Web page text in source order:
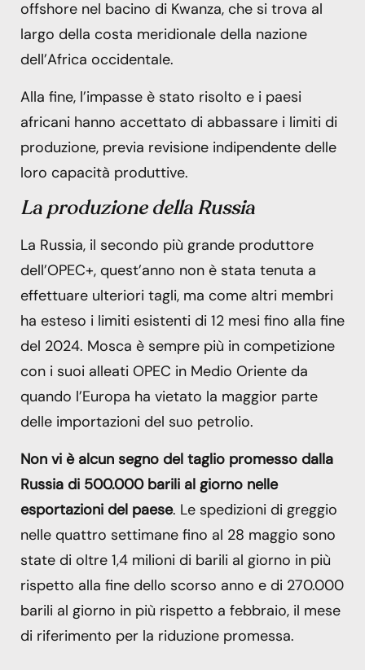
offshore nel bacino di Kwanza, che si trova al
largo della costa meridionale della nazione
dell’Africa occidentale.
Alla fine, l’impasse è stato risolto e i paesi
africani hanno accettato di abbassare i limiti di
produzione, previa revisione indipendente delle
loro capacità produttive.
La produzione della Russia
La Russia, il secondo più grande produttore
dell’OPEC+, quest’anno non è stata tenuta a
effettuare ulteriori tagli, ma come altri membri
ha esteso i limiti esistenti di 12 mesi fino alla fine
del 2024. Mosca è sempre più in competizione
con i suoi alleati OPEC in Medio Oriente da
quando l’Europa ha vietato la maggior parte
delle importazioni del suo petrolio.
Non vi è alcun segno del taglio promesso dalla
Russia di 500.000 barili al giorno nelle
esportazioni del paese. Le spedizioni di greggio
nelle quattro settimane fino al 28 maggio sono
state di oltre 1,4 milioni di barili al giorno in più
rispetto alla fine dello scorso anno e di 270.000
barili al giorno in più rispetto a febbraio, il mese
di riferimento per la riduzione promessa.